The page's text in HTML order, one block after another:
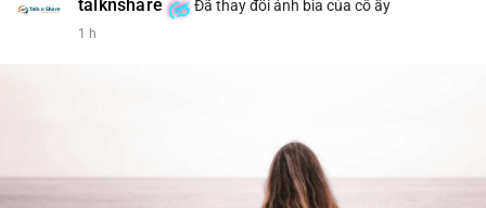
talknshare Đã thay đổi ảnh bìa của cô ấy
1 h